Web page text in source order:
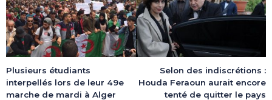
Plusieurs étudiants
interpellés lors de leur 49e
marche de mardi à Alger
Selon des indiscrétions :
Houda Feraoun aurait encore
tenté de quitter le pays